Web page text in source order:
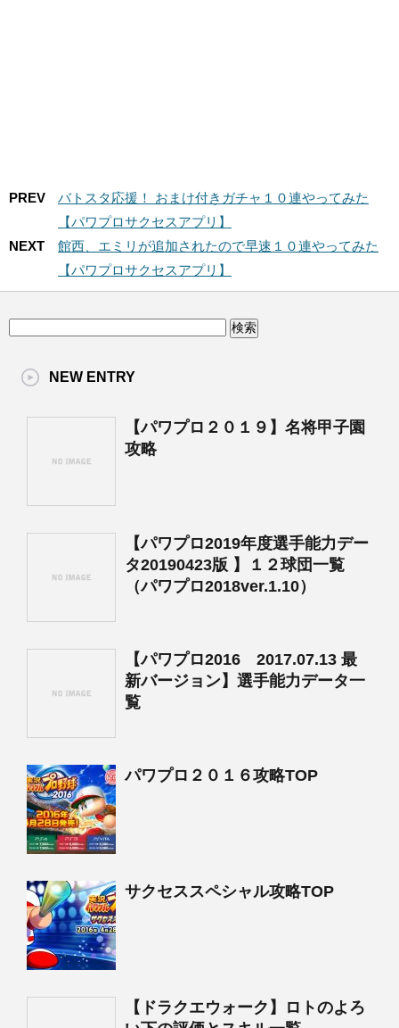
PREV
バトスタ応援！ おまけ付きガチャ１０連やってみた
【パワプロサクセスアプリ】
NEXT
館西、エミリが追加されたので早速１０連やってみた
【パワプロサクセスアプリ】
NEW ENTRY
【パワプロ２０１９】名将甲子園
攻略
【パワプロ2019年度選手能力デー
タ20190423版 】１２球団一覧
（パワプロ2018ver.1.10）
【パワプロ2016 2017.07.13 最
新バージョン】選手能力データ一
覧
パワプロ２０１６攻略TOP
サクセススペシャル攻略TOP
【ドラクエウォーク】ロトのよろ